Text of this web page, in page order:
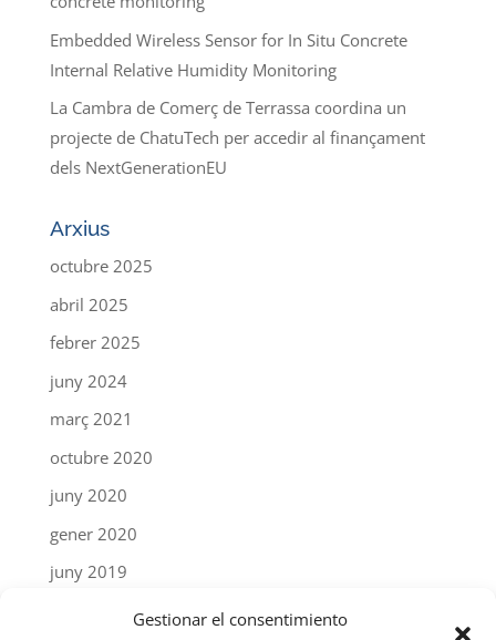
Gestionar el consentimiento
Embedded Wireless Sensor for In Situ Concrete
Internal Relative Humidity Monitoring
La Cambra de Comerç de Terrassa coordina un
projecte de ChatuTech per accedir al finançament
dels NextGenerationEU
Arxius
octubre 2025
abril 2025
febrer 2025
juny 2024
març 2021
octubre 2020
juny 2020
gener 2020
juny 2019